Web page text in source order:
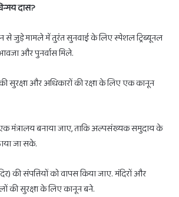
दास?
से जुड़े मामले में तुरंत सुनवाई के लिए स्पेशल ट्रिब्यूनल
और पुनर्वास मिले.
सुरक्षा और अधिकारों की रक्षा के लिए एक कानून
मंत्रालय बनाया जाए, ताकि अल्पसंख्यक समुदाय के
जा सके.
की संपत्तियों को वापस किया जाए. मंदिरों और
की सुरक्षा के लिए कानून बने.